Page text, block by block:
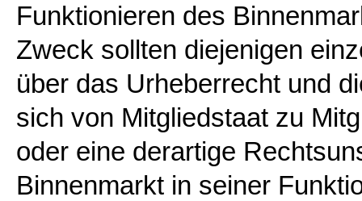
Funktionieren des
Zweck sollten diejenigen
über das Urheberrecht und
sich von Mitgliedstaat zu
oder eine derartige
Binnenmarkt in seiner